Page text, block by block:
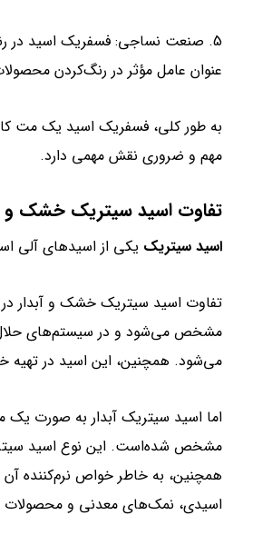
5. صنعت نساجی: فسفریک اسید در
عنوان عامل مؤثر در رنگ‌کردن
به طور کلی، فسفریک اسید یک مت
مهم و ضروری نقش مهمی دارد.
تفاوت اسید سیتریک خشک و
اسید سیتریک یکی از اسیدهای آلی
تفاوت اسید سیتریک خشک و آبدار
مشخص می‌شود و در سیستم‌های حلال
می‌شود. همچنین، این اسید در تهیه
اما اسید سیتریک آبدار به صورت
مشخص شده‌است. این نوع اسید
همچنین، به خاطر خواص نرم‌کننده
اسیدی، نمک‌های معدنی و محصولات